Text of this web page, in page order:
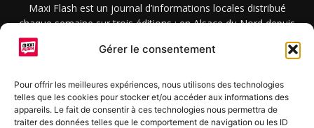
Gérer le consentement
Pour offrir les meilleures expériences, nous utilisons des technologies
telles que les cookies pour stocker et/ou accéder aux informations des
appareils. Le fait de consentir à ces technologies nous permettra de
traiter des données telles que le comportement de navigation ou les ID
Maxi Flash est un journal d’informations locales distribué
chaque semaine sur trois éditions : en Alsace du Nord depuis
2015, dans les secteurs d’Obernai-Molsheim-Erstein depuis
2022, et à Colmar, Vignoble et Plaine depuis 2023.
SUIVEZ-NOUS